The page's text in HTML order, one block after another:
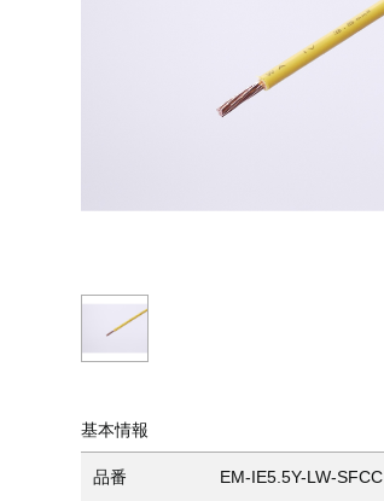
基本情報
品番 EM-IE5.5Y-LW-SFCC